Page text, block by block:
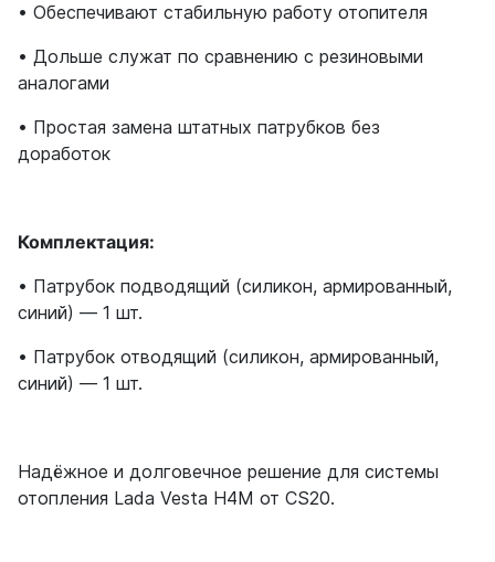
• Обеспечивают стабильную работу отопителя
• Дольше служат по сравнению с резиновыми
аналогами
• Простая замена штатных патрубков без
доработок
Комплектация:
• Патрубок подводящий (силикон, армированный,
синий) — 1 шт.
• Патрубок отводящий (силикон, армированный,
синий) — 1 шт.
Надёжное и долговечное решение для системы
отопления Lada Vesta H4M от CS20.